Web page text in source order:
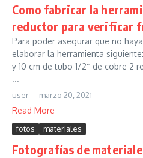
Como fabricar la
reductor para verificar
Para poder asegurar que no
elaborar la herramienta
y 10 cm de tubo 1/2″ de cobre 2
...
user marzo 20, 2021
Read More
fotos materiales
Fotografías de